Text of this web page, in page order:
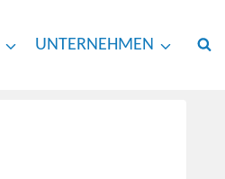
UNTERNEHMEN